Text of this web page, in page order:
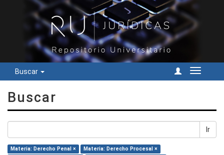
Buscar
Cambiar
Buscar
Ir
Materia: Derecho Penal ×
Materia: Derecho Procesal ×